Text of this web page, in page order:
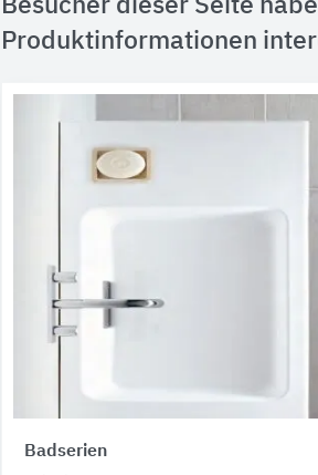
Besucher dieser Seite
Produktinformationen
Badserien